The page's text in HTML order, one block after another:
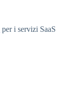
per i servizi SaaS